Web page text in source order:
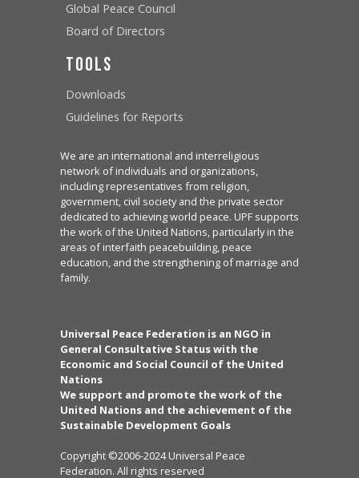
Global Peace Council
Board of Directors
Tools
Downloads
Guidelines for Reports
We are an international and interreligious
network of individuals and organizations,
including representatives from religion,
government, civil society and the private sector
dedicated to achieving world peace. UPF supports
the work of the United Nations, particularly in the
areas of interfaith peacebuilding, peace
education, and the strengthening of marriage and
family.
Universal Peace Federation is an NGO in
General Consultative Status with the
Economic and Social Council of the United
Nations
We support and promote the work of the
United Nations and the achievement of the
Sustainable Development Goals
Copyright ©2006-2024 Universal Peace
Federation. All rights reserved